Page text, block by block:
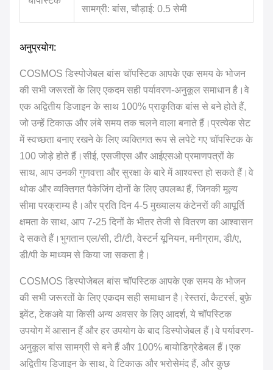
सामग्री: बांस, चौड़ाई: 0.5 सेमी
अनुप्रयोग:
COSMOS डिस्पोजेबल बांस चॉपस्टिक आपके एक समय के भोजन
की सभी जरूरतों के लिए एकदम सही पर्यावरण-अनुकूल समाधान है।वे
एक अद्वितीय डिजाइन के साथ 100% प्राकृतिक बांस से बने होते हैं,
जो उन्हें टिकाऊ और लंबे समय तक चलने वाला बनाते हैं।प्रत्येक सेट
में स्वच्छता बनाए रखने के लिए व्यक्तिगत रूप से लपेटे गए चॉपस्टिक के
100 जोड़े होते हैं।सीई, एसजीएस और आईएसओ प्रमाणपत्रों के
साथ, आप उनकी गुणवत्ता और सुरक्षा के बारे में आश्वस्त हो सकते हैं।वे
थोक और व्यक्तिगत पैकेजिंग दोनों के लिए उपलब्ध हैं, जिनकी मूल्य
सीमा परक्राम्य है।और प्रति दिन 4-5 मुख्यालय कंटेनरों की आपूर्ति
क्षमता के साथ, आप 7-25 दिनों के भीतर तेजी से वितरण का आश्वासन
दे सकते हैं।भुगतान एल/सी, टी/टी, वेस्टर्न यूनियन, मनीग्राम, डी/ए,
डी/पी के माध्यम से किया जा सकता है।
COSMOS डिस्पोजेबल बांस चॉपस्टिक आपके एक समय के भोजन
की सभी जरूरतों के लिए एकदम सही समाधान है।रेस्तरां, कैटरर्स, बुफ़े
इवेंट, टेकअवे या किसी अन्य अवसर के लिए आदर्श, ये चॉपस्टिक
उपयोग में आसान हैं और हर उपयोग के बाद डिस्पोजेबल हैं।वे पर्यावरण-
अनुकूल बांस सामग्री से बने हैं और 100% बायोडिग्रेडेबल हैं।एक
अद्वितीय डिजाइन के साथ, वे टिकाऊ और भरोसेमंद हैं, और कुछ